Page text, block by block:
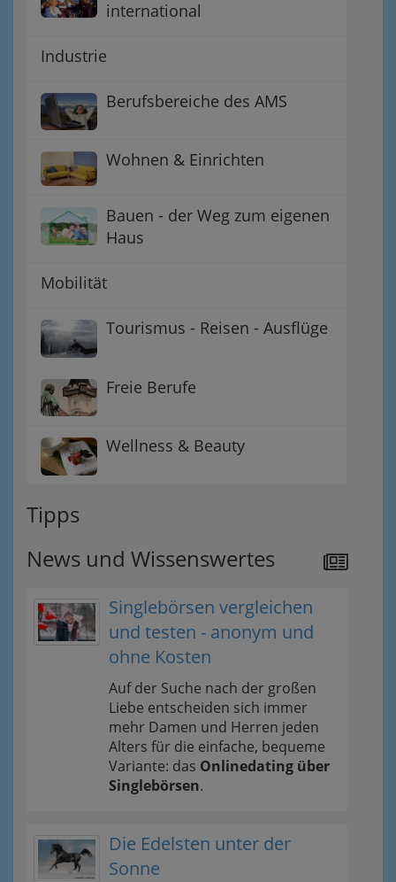
international
Industrie
Berufsbereiche des AMS
Wohnen & Einrichten
Bauen - der Weg zum eigenen
Haus
Mobilität
Tourismus - Reisen - Ausflüge
Freie Berufe
Wellness & Beauty
Tipps
News und Wissenswertes
Singlebörsen vergleichen
und testen - anonym und
ohne Kosten
Auf der Suche nach der großen
Liebe entscheiden sich immer
mehr Damen und Herren jeden
Alters für die einfache, bequeme
Variante: das Onlinedating über
Singlebörsen.
Die Edelsten unter der
Sonne